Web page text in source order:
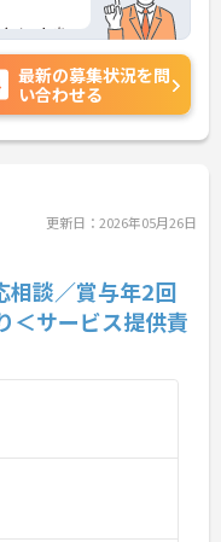
ベートを
、育児休
、ライフ
だける環
ど、さら
ださ
最新の募集状況を問
い合わせる
更新日：2026年05月26日
相談／賞与年2回
＜サービス提供責